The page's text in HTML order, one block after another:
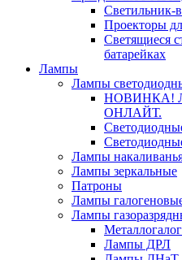
Светильник-
Проекторы
Светящиеся
батарейках
Лампы
Лампы
НОВИНКА!
ОНЛАЙТ.
Лампы
Лампы зеркальные
Патроны
Лампы
Лампы
Лампы ДРЛ